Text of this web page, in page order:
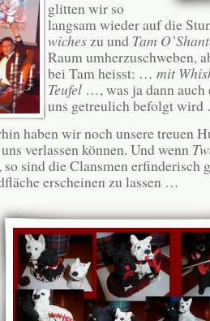
glitten wir so
langsam wieder auf die
wicheszu und Tam
Raum umherzuschweben,
bei Tam heisst: … mit
Teufel …, was ja dann auch
uns getreulich befolgt
haben wir noch unsere treuen
verlassen können. Und wenn
so sind die Clansmen erfinderisch
erscheinen zu lassen …